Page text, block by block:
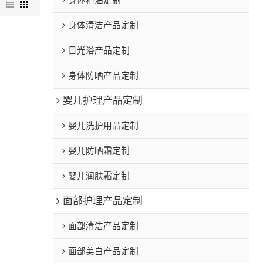
身体清洁产品定制
日光浴产品定制
身体防晒产品定制
婴儿护理产品定制
婴儿洗护用品定制
婴儿防晒霜定制
婴儿润肤霜定制
面部护理产品定制
面部清洁产品定制
面部美白产品定制